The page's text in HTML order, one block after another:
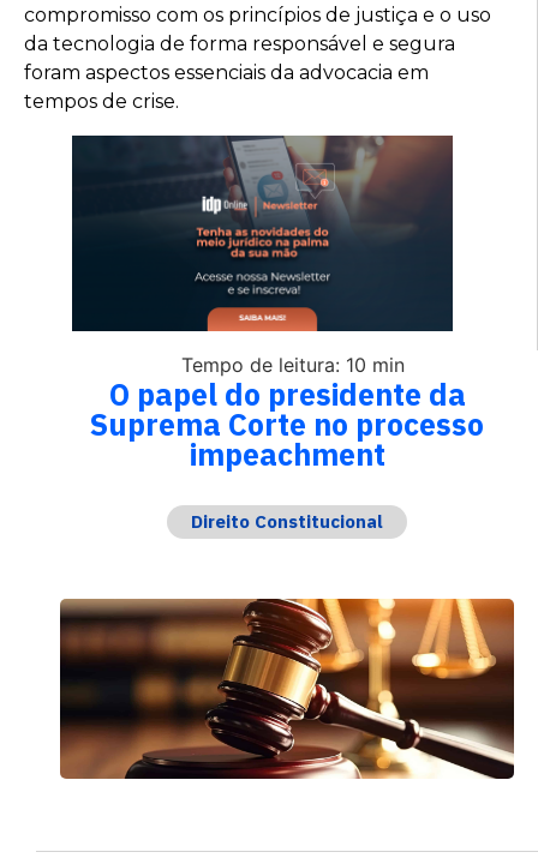
compromisso com os princípios de justiça e o uso
da tecnologia de forma responsável e segura
foram aspectos essenciais da advocacia em
tempos de crise.
Tempo de leitura: 10 min
O papel do presidente da
Suprema Corte no processo
impeachment
Direito Constitucional